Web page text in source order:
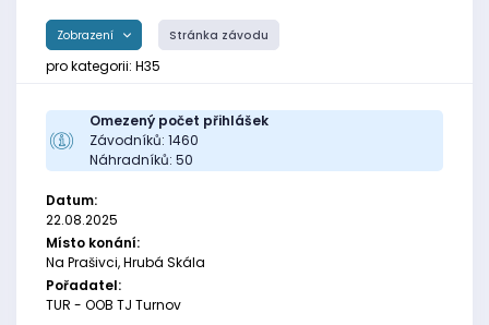
Zobrazení Stránka závodu
pro kategorii: H35
Omezený počet přihlášek
Závodníků: 1460
Náhradníků: 50
Datum:
22.08.2025
Místo konání:
Na Prašivci, Hrubá Skála
Pořadatel:
TUR - OOB TJ Turnov